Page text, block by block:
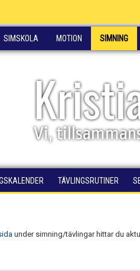
SIMSKOLA MOTION SIMNING
Vi,
TÄVLINGSRUTINER
under simning/tävlingar hittar du